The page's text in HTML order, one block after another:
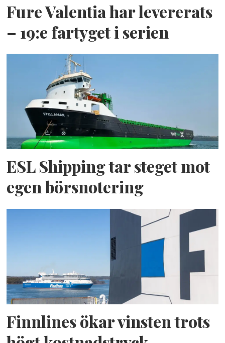
Fure Valentia har levererats
– 19:e fartyget i serien
ESL Shipping tar steget mot
egen börsnotering
Finnlines ökar vinsten trots